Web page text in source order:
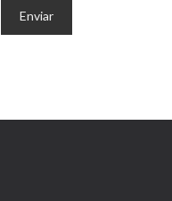
Enviar